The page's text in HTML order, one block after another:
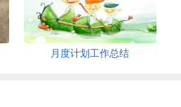
月度计划工作总结